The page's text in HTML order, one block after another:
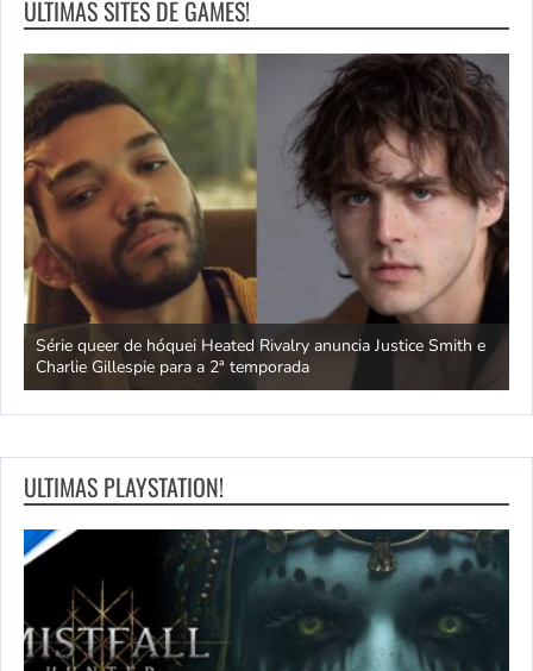
ULTIMAS SITES DE GAMES!
Série queer de hóquei Heated Rivalry anuncia Justice Smith e
Charlie Gillespie para a 2ª temporada
ULTIMAS PLAYSTATION!